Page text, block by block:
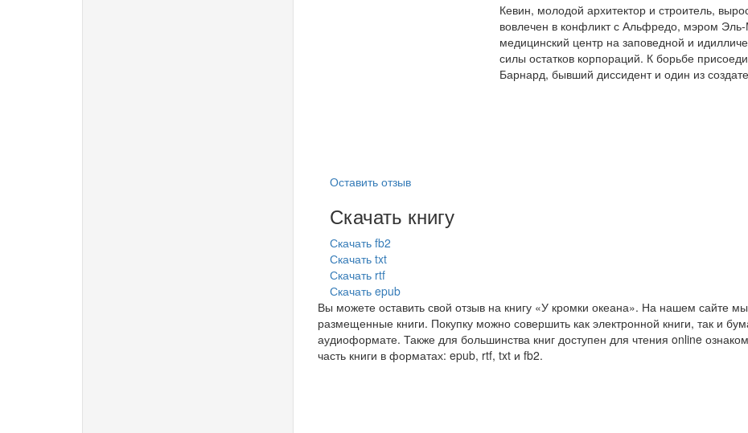
Оставить отзыв
Скачать книгу
Скачать fb2
Скачать txt
Скачать rtf
Скачать epub
Кевин, молодой архитектор и строитель,
вовлечен в конфликт с Альфредо, мэром
медицинский центр на заповедной и
силы остатков корпораций. К борьбе
Барнард, бывший диссидент и один из
Вы можете оставить свой отзыв на книгу «У кромки океана». На нашем сайте
размещенные книги. Покупку можно совершить как электронной книги, так и
аудиоформате. Также для большинства книг доступен для чтения online
часть книги в форматах: epub, rtf, txt и fb2.